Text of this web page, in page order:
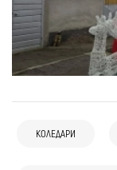
КОЛЕДАРИ